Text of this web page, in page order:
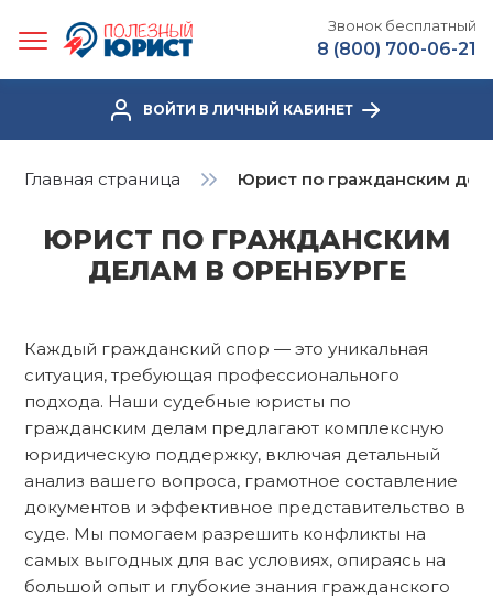
Звонок бесплатный
8 (800) 700-06-21
ВОЙТИ В ЛИЧНЫЙ КАБИНЕТ
Главная страница Юрист по гражданским
ЮРИСТ ПО ГРАЖДАНСКИМ
ДЕЛАМ В ОРЕНБУРГЕ
Каждый гражданский спор — это уникальная
ситуация, требующая профессионального
подхода. Наши судебные юристы по
гражданским делам предлагают комплексную
юридическую поддержку, включая детальный
анализ вашего вопроса, грамотное составление
документов и эффективное представительство в
суде. Мы помогаем разрешить конфликты на
самых выгодных для вас условиях, опираясь на
большой опыт и глубокие знания гражданского